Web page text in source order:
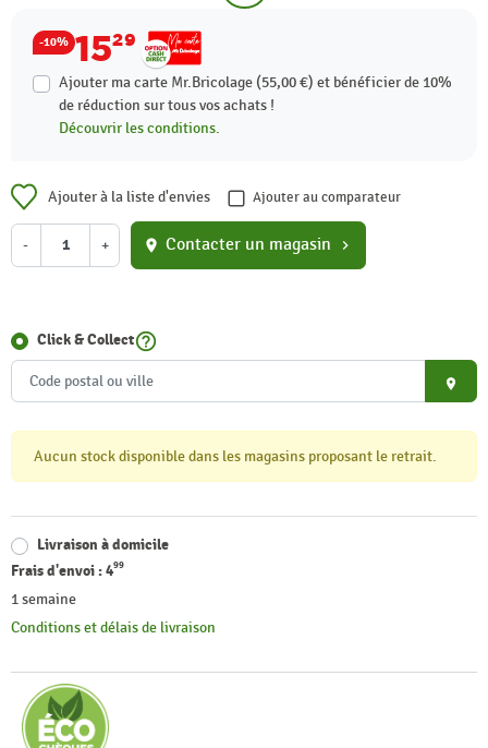
-10% 1529
Ajouter ma carte Mr.Bricolage (55,00 €) et bénéficier de 10%
de réduction sur tous vos achats !
Découvrir les conditions.
Ajouter à la liste d'envies Ajouter au comparateur
- + location_on Contacter un magasin chevron_right
Click & Collecthelp_outline
place
Aucun stock disponible dans les magasins proposant le retrait.
Livraison à domicile
Frais d'envoi :499
1 semaine
Conditions et délais de livraison